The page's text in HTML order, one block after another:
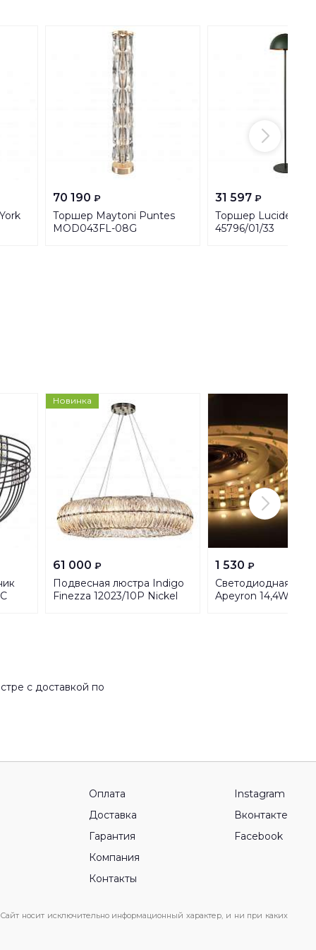
70 190 ₽
Торшер Maytoni Puntes
MOD043FL-08G
31 597 ₽
Торшер Lucide
45796/01/33
Новинка
61 000 ₽
Подвесная люстра Indigo
Finezza 12023/10P Nickel
1 530 ₽
Светодиодная
Apeyron 14,4W/m
с доставкой по
Оплата
Доставка
Гарантия
Компания
Контакты
Instagram
Вконтакте
Facebook
носит исключительно информационный характер, и ни при каких